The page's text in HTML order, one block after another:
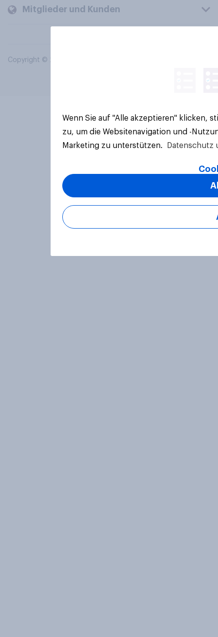
Mitglieder und Kunden
Copyright © 2026 YouGov PLC. Alle Rechte vorbehalten.
Wenn Sie auf "Alle akzeptieren" klicken,
zu, um die Websitenavigation und -
Marketing zu unterstützen.
Datenschutz